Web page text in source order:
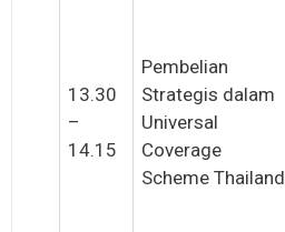
13.30
–
14.15
Pembelian
Strategis dalam
Universal
Coverage
Scheme Thailand